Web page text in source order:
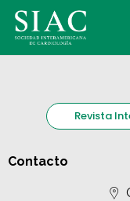
Revista
Contacto